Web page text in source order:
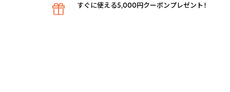
すぐに使える5,000円クーポンプレゼント！